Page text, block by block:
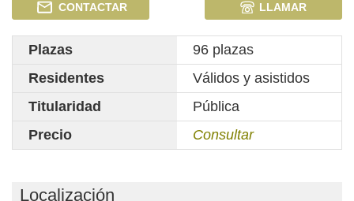
CONTACTAR LLAMAR
Plazas
96 plazas
Residentes
Válidos y asistidos
Titularidad
Pública
Precio
Consultar
Localización